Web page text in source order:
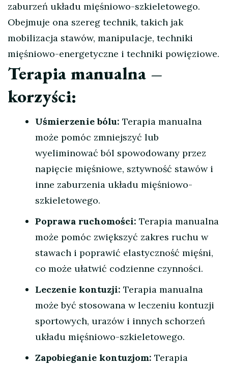
zaburzeń układu mięśniowo-szkieletowego.
Obejmuje ona szereg technik, takich jak
mobilizacja stawów, manipulacje, techniki
mięśniowo-energetyczne i techniki powięziowe.
Terapia manualna –
korzyści:
Uśmierzenie bólu: Terapia manualna
może pomóc zmniejszyć lub
wyeliminować ból spowodowany przez
napięcie mięśniowe, sztywność stawów i
inne zaburzenia układu mięśniowo-
szkieletowego.
Poprawa ruchomości: Terapia manualna
może pomóc zwiększyć zakres ruchu w
stawach i poprawić elastyczność mięśni,
co może ułatwić codzienne czynności.
Leczenie kontuzji: Terapia manualna
może być stosowana w leczeniu kontuzji
sportowych, urazów i innych schorzeń
układu mięśniowo-szkieletowego.
Zapobieganie kontuzjom: Terapia